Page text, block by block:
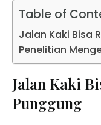
Table of
Jalan Kaki Bisa
Penelitian
Jalan Kaki
Punggung